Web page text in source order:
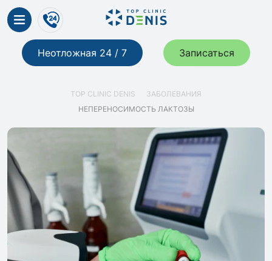
Неотложная 24 / 7 Записаться
TOP CLINIC DENIS
ЗАБОЛЕВАНИЯ
НЕПЕРЕНОСИМОСТЬ ЛАКТОЗЫ